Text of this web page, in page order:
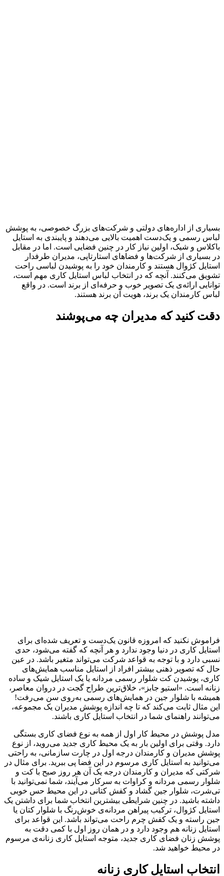
بسیاری از اداره‌های دولتی و شرکت‌های بزرگ خصوصی، به پوشش
لباس رسمی و یک‌دست اهمیت بالایی می‌دهند و پایبندی به استایل
باکلاس و شیک، اولین نیاز کار در چنین فضایی است. اما در مقابل
در بسیاری از شرکت‌ها و فضاهای استارتاپی، مدیران طرفدار
استایل کژوال هستند و کارمندان خود را به پوشیدن لباسی راحت
تشویق می‌کنند. آنچه که در انتخاب لباس استایل کاری مهم است،
توانایی ارائه‌ی یک تصویر خوب و حرفه‌ای از برند است. در واقع
لباس کارمندان یک برند، هویت آن برند هستند.
دقت کنید که مدیران چه می‌پوشند
فراموش نکنید که امروزه قانون یک‌دست و تعریف شده‌ای برای
استایل کاری در دنیا وجود ندارد و هر آنچه که گفته می‌شود، حدی
نسبی دارد و با توجه به قواعد شرکت می‌تواند متغیر باشد. در عین
حال که تصویر ذهنی بیشتر افراد از استایل مناسب همایش‌های
کاری، پوشیدن کت شلوار رسمی مردانه یا یک استایل شیک و ساده
زنانه است. «استیو جابز»، خلاق‌ترین طراح گجت در دروان معاصر،
همیشه با شلوار جین در همایش‌های رسمی به‌روی سن می‌رفت!
این مثال ثابت می‌کند که تا چه اندازه پوشش مدیران یک مجموعه،
می‌توانند راهنمای شما در انتخاب استایل کاری باشند.
مدل پوشش در محیط کار اول از همه به نوع فضای کاری بستگی
دارد. وقتی برای اولین بار به یک محیط کاری جدید می‌روید، از نوع
پوشش مدیران و کارمندان درجه اول در چارت سازمانی، به راحتی
می‌توانید به استایل کاری مرسوم در این فضا پی ببرید. برای مثال در
شرکتی که مدیران و کارمندان درجه یک آن هر روز صبح با کت و
شلوار رسمی مردانه و کراوات به سرکار می‌آیند، شما نمی‌توانید با
تی‌شرت، شلوار جین گشاد و کفش کتانی در این محیط حس خوبی
داشته باشید. در چنین شرایطی بیشترین انتخاب شما برای داشتن یک
استایل کژوال، ترکیب پیراهن مردانه‌ی خوش‌رنگ با شلوار کتان یا
جین راسته و یک کفش چرم راحت می‌تواند باشد. این قواعد برای
استایل زنانه هم وجود دارد و در همان روز اول با کمی دقت به
پوشش زنان فضای کاری جدید، متوجه استایل کاری زنانه‌ی مرسوم
در محیط خواهید شد.
انتخاب استایل کاری زنانه